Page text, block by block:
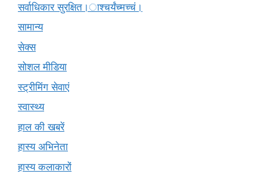
सर्वाधिकार सुरक्षित।ाश्चर्यंच्मच्चं।
सामान्य
सेक्स
सोशल मीडिया
स्ट्रीमिंग सेवाएं
स्वास्थ्य
हाल की खबरें
हास्य अभिनेता
हास्य कलाकारों